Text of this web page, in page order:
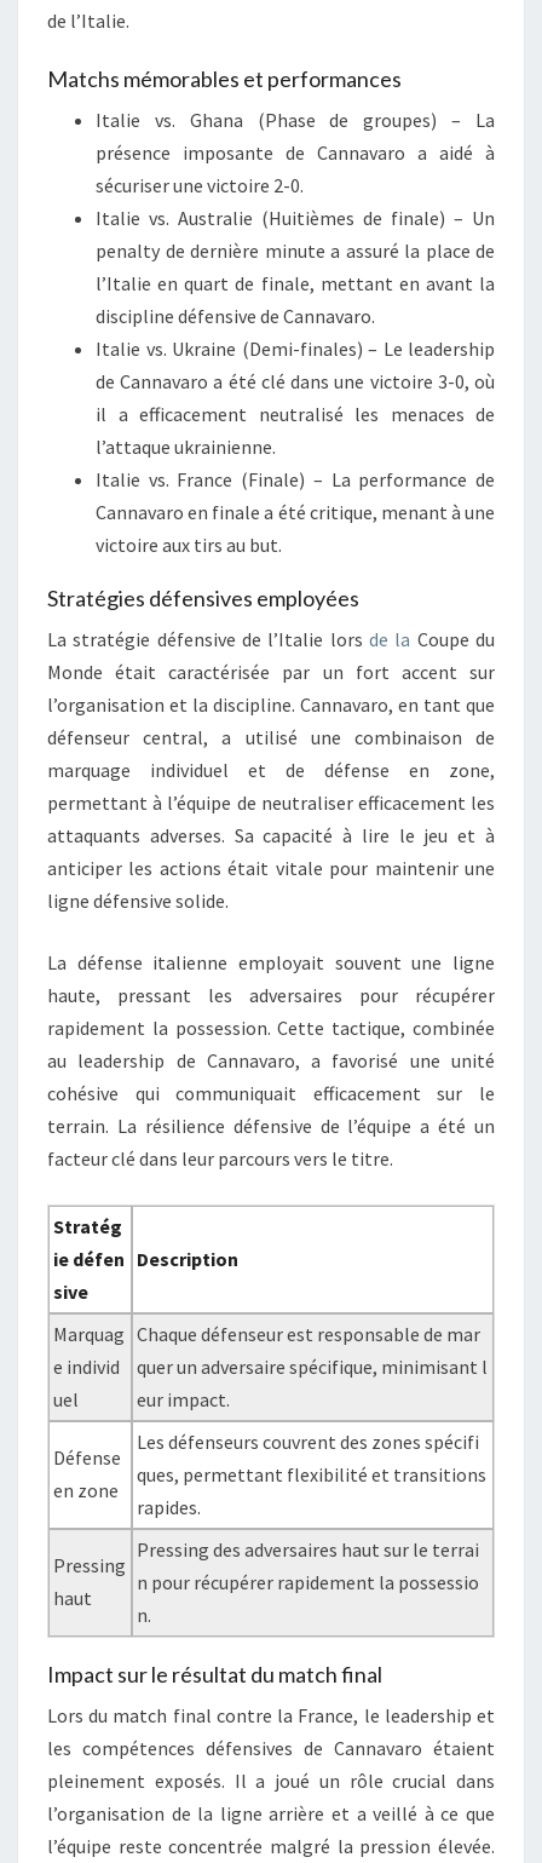
de l’Italie.
Matchs mémorables et performances
Italie vs. Ghana (Phase de groupes) – La
présence imposante de Cannavaro a aidé à
sécuriser une victoire 2-0.
Italie vs. Australie (Huitièmes de finale) – Un
penalty de dernière minute a assuré la place de
l’Italie en quart de finale, mettant en avant la
discipline défensive de Cannavaro.
Italie vs. Ukraine (Demi-finales) – Le leadership
de Cannavaro a été clé dans une victoire 3-0, où
il a efficacement neutralisé les menaces de
l’attaque ukrainienne.
Italie vs. France (Finale) – La performance de
Cannavaro en finale a été critique, menant à une
victoire aux tirs au but.
Stratégies défensives employées
La stratégie défensive de l’Italie lors de la Coupe du
Monde était caractérisée par un fort accent sur
l’organisation et la discipline. Cannavaro, en tant que
défenseur central, a utilisé une combinaison de
marquage individuel et de défense en zone,
permettant à l’équipe de neutraliser efficacement les
attaquants adverses. Sa capacité à lire le jeu et à
anticiper les actions était vitale pour maintenir une
ligne défensive solide.
La défense italienne employait souvent une ligne
haute, pressant les adversaires pour récupérer
rapidement la possession. Cette tactique, combinée
au leadership de Cannavaro, a favorisé une unité
cohésive qui communiquait efficacement sur le
terrain. La résilience défensive de l’équipe a été un
facteur clé dans leur parcours vers le titre.
Stratég
ie défen
sive
Description
Marquag
e individ
uel
Chaque défenseur est responsable de mar
quer un adversaire spécifique, minimisant l
eur impact.
Défense
en zone
Les défenseurs couvrent des zones spécifi
ques, permettant flexibilité et transitions
rapides.
Pressing
haut
Pressing des adversaires haut sur le terrai
n pour récupérer rapidement la possessio
n.
Impact sur le résultat du match final
Lors du match final contre la France, le leadership et
les compétences défensives de Cannavaro étaient
pleinement exposés. Il a joué un rôle crucial dans
l’organisation de la ligne arrière et a veillé à ce que
l’équipe reste concentrée malgré la pression élevée.